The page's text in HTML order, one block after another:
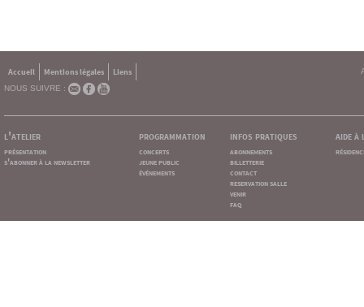
Accueil Mentions légales
Liens
NOUS SUIVRE :
l'atelier
présentation
s'abonner à la newsletter
programmation
concerts
jeune public
événements
infos pratiques
abonnements
billetterie
contact
reservation salle
venir
faq
aide